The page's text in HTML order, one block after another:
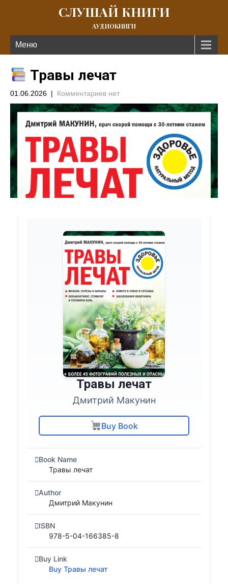
СЛУШАЙ КНИГИ
АУДИОКНИГИ
Меню
Травы лечат
01.06.2026 | Комментариев нет
Травы лечат
Дмитрий Макунин
Buy Book
Book Name
Травы лечат
Author
Дмитрий Макунин
ISBN
978-5-04-166385-8
Buy Link
Buy Травы лечат